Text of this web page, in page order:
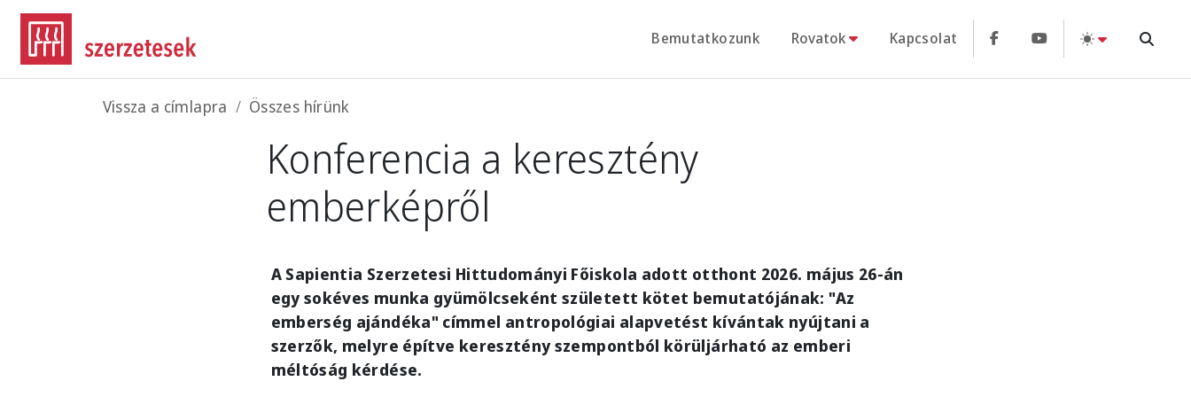
Ugrás a tartalomra
Bemutatkozunk Rovatok Kapcsolat
Morzsa
Vissza a címlapra Összes hírünk
Konferencia a keresztény
emberképről
A Sapientia Szerzetesi Hittudományi Főiskola adott otthont 2026. május 26-án
egy sokéves munka gyümölcseként született kötet bemutatójának: "Az
emberség ajándéka" címmel antropológiai alapvetést kívántak nyújtani a
szerzők, melyre építve keresztény szempontból körüljárható az emberi
méltóság kérdése.